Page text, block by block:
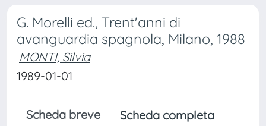
G. Morelli ed., Trent'anni di
avanguardia spagnola, Milano, 1988
MONTI, Silvia
1989-01-01
Scheda breve
Scheda completa